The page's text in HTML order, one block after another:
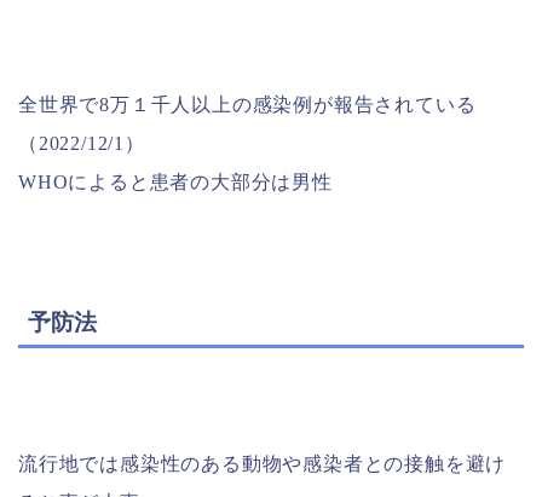
全世界で8万１千人以上の感染例が報告されている
（2022/12/1）
WHOによると患者の大部分は男性
予防法
流行地では感染性のある動物や感染者との接触を避け